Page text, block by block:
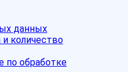
данных
количество
по обработке